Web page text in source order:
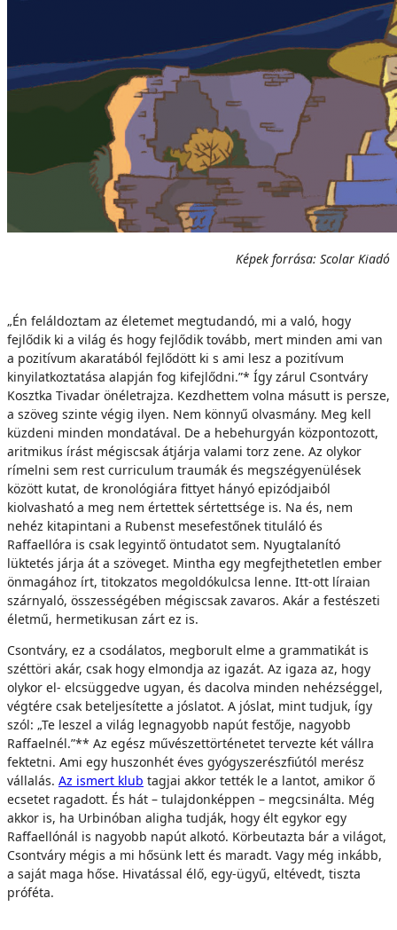
Képek forrása: Scolar Kiadó
„Én feláldoztam az életemet megtudandó, mi a való, hogy
fejlődik ki a világ és hogy fejlődik tovább, mert minden ami van
a pozitívum akaratából fejlődött ki s ami lesz a pozitívum
kinyilatkoztatása alapján fog kifejlődni.”* Így zárul Csontváry
Kosztka Tivadar önéletrajza. Kezdhettem volna másutt is persze,
a szöveg szinte végig ilyen. Nem könnyű olvasmány. Meg kell
küzdeni minden mondatával. De a hebehurgyán központozott,
aritmikus írást mégiscsak átjárja valami torz zene. Az olykor
rímelni sem rest curriculum traumák és megszégyenülések
között kutat, de kronológiára fittyet hányó epizódjaiból
kiolvasható a meg nem értettek sértettsége is. Na és, nem
nehéz kitapintani a Rubenst mesefestőnek tituláló és
Raffaellóra is csak legyintő öntudatot sem. Nyugtalanító
lüktetés járja át a szöveget. Mintha egy megfejthetetlen ember
önmagához írt, titokzatos megoldókulcsa lenne. Itt-ott líraian
szárnyaló, összességében mégiscsak zavaros. Akár a festészeti
életmű, hermetikusan zárt ez is.
Csontváry, ez a csodálatos, megborult elme a grammatikát is
széttöri akár, csak hogy elmondja az igazát. Az igaza az, hogy
olykor el- elcsüggedve ugyan, és dacolva minden nehézséggel,
végtére csak beteljesítette a jóslatot. A jóslat, mint tudjuk, így
szól: „Te leszel a világ legnagyobb napút festője, nagyobb
Raffaelnél.”** Az egész művészettörténetet tervezte két vállra
fektetni. Ami egy huszonhét éves gyógyszerészfiútól merész
vállalás. Az ismert klub tagjai akkor tették le a lantot, amikor ő
ecsetet ragadott. És hát – tulajdonképpen – megcsinálta. Még
akkor is, ha Urbinóban aligha tudják, hogy élt egykor egy
Raffaellónál is nagyobb napút alkotó. Körbeutazta bár a világot,
Csontváry mégis a mi hősünk lett és maradt. Vagy még inkább,
a saját maga hőse. Hivatással élő, egy-ügyű, eltévedt, tiszta
próféta.